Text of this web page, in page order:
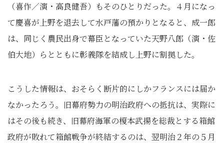
（喜作／演・高良健吾）もそのひとりだった。４月になっ
て慶喜が上野を退去して水戸藩の預かりとなると、成一郎
は、同じく農民出身で幕臣となっていた天野八郎（演・佐
伯大地）らとともに彰義隊を結成し上野に割拠した。
こうした情報は、おそらく断片的にしかフランスには届か
なかったろう。旧幕府勢力の明治政府への抵抗は、実際に
はその後も続き、旧幕府海軍の榎本武揚を総裁とする箱館
政府が敗れて箱館戦争が終結するのは、翌明治２年の５月